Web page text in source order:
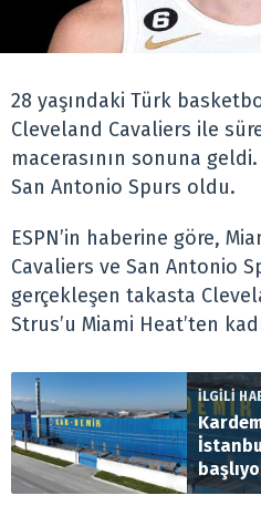
28 yaşındaki Türk
Cleveland Cavaliers ile
macerasının sonuna geldi.
San Antonio Spurs oldu.
ESPN’in haberine göre,
Cavaliers ve San Antonio
gerçekleşen takasta
Strus’u Miami Heat’ten
İLGİLİ